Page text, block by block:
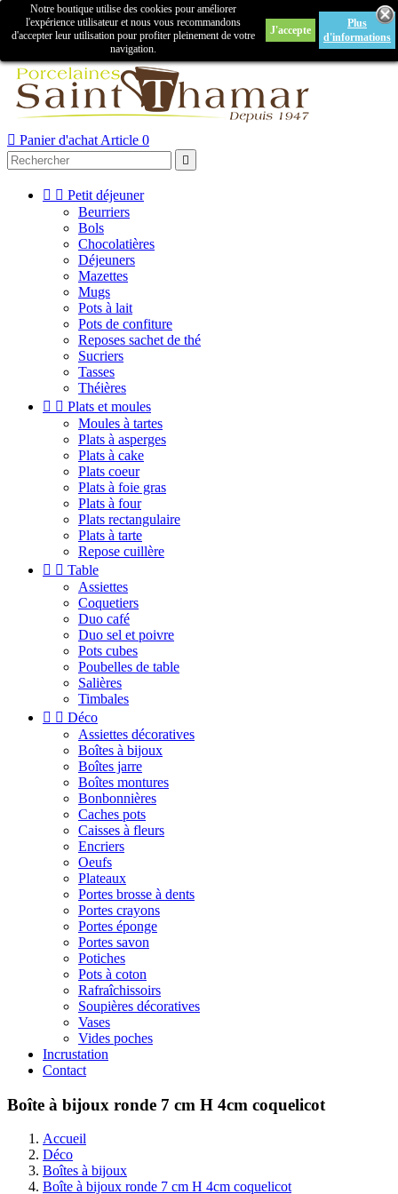
Créer un compteConnexion
 Panier d'achat Article 0

Notre boutique utilise des cookies pour améliorer
l'expérience utilisateur et nous vous recommandons
d'accepter leur utilisation pour profiter pleinement de votre
navigation.
J'accepte
Plus
d'informations
  Petit déjeuner
Beurriers
Bols
Chocolatières
Déjeuners
Mazettes
Mugs
Pots à lait
Pots de confiture
Reposes sachet de thé
Sucriers
Tasses
Théières
  Plats et moules
Moules à tartes
Plats à asperges
Plats à cake
Plats coeur
Plats à foie gras
Plats à four
Plats rectangulaire
Plats à tarte
Repose cuillère
  Table
Assiettes
Coquetiers
Duo café
Duo sel et poivre
Pots cubes
Poubelles de table
Salières
Timbales
  Déco
Assiettes décoratives
Boîtes à bijoux
Boîtes jarre
Boîtes montures
Bonbonnières
Caches pots
Caisses à fleurs
Encriers
Oeufs
Plateaux
Portes brosse à dents
Portes crayons
Portes éponge
Portes savon
Potiches
Pots à coton
Rafraîchissoirs
Soupières décoratives
Vases
Vides poches
Incrustation
Contact
Boîte à bijoux ronde 7 cm H 4cm coquelicot
Accueil
Déco
Boîtes à bijoux
Boîte à bijoux ronde 7 cm H 4cm coquelicot